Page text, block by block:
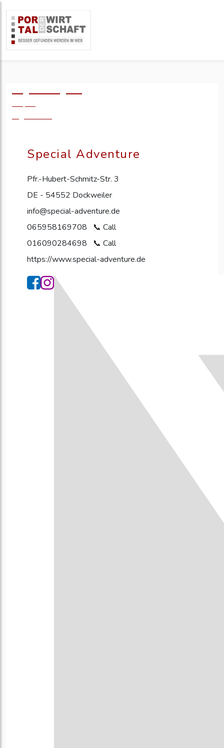
Special Adventure
Pfr.-Hubert-Schmitz-Str. 3
DE - 54552 Dockweiler
info@special-adventure.de
065958169708
016090284698
https://www.special-adventure.de